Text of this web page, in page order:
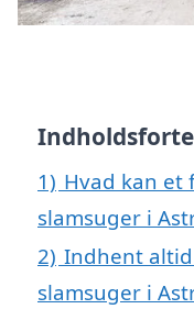
1) Hvad kan et
slamsuger i
2) Indhent
slamsuger i